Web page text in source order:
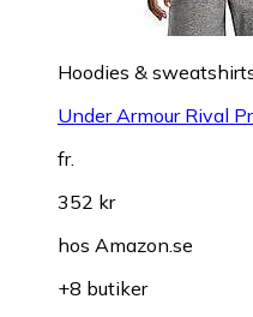
Hoodies &
Under Armour Rival
fr.
352 kr
hos Amazon.se
+8 butiker